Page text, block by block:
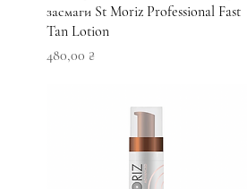
засмаги St Moriz Professional Fast
Tan Lotion
Ціна
480,00 ₴